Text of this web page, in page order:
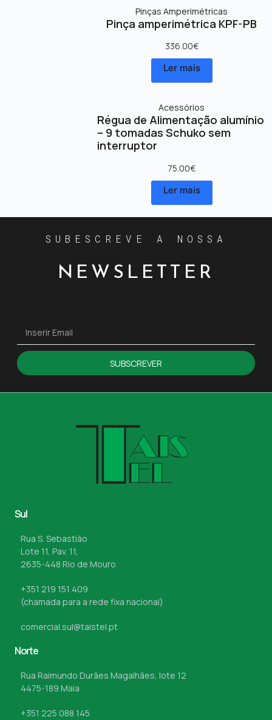
Pinças Amperimétricas
Pinça amperimétrica KPF-PB
336.00€
Ler mais
Acessórios
Régua de Alimentação alumínio
– 9 tomadas Schuko sem
interruptor
75.00€
Ler mais
SUBESCREVE A NOSSA
NEWSLETTER
SUBSCREVER
Sul
Rua S. Sebastião
Lote 11, Pav. 11,
2635-448 Rio de Mouro
+351 219 151 409
(chamada para a rede fixa nacional)
comercial.sul@taistel.pt
Norte
Rua Raimundo Durães Magalhães, lote 12
4475-189 Maia
+351 225 088 145